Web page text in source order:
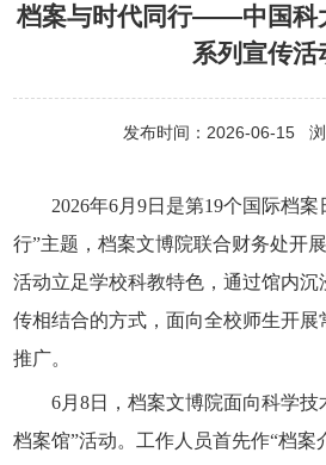
档案与时代同行——中国科
系列宣传活
发布时间：2026-06-15 浏
2026年6月9日是第19个国际档
行”主题，档案文博院联合财务处开
活动立足学校科教特色，通过馆内沉
传相结合的方式，面向全校师生开展
推广。
6月8日，档案文博院面向科学
档案馆”活动。工作人员首先作“档案